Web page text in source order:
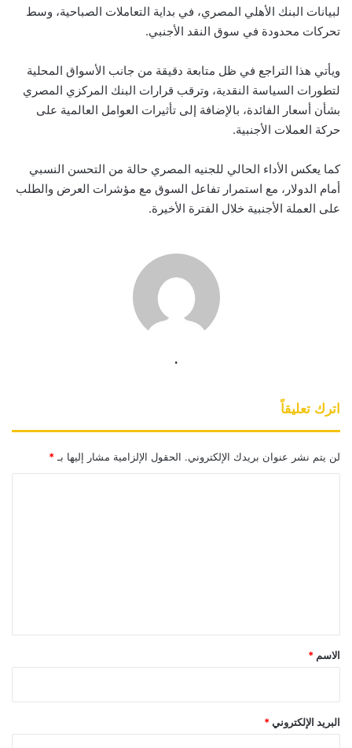
لبيانات البنك الأهلي المصري، في بداية التعاملات الصباحية، وسط
تحركات محدودة في سوق النقد الأجنبي.
ويأتي هذا التراجع في ظل متابعة دقيقة من جانب الأسواق المحلية
لتطورات السياسة النقدية، وترقب قرارات البنك المركزي المصري
بشأن أسعار الفائدة، بالإضافة إلى تأثيرات العوامل العالمية على
حركة العملات الأجنبية.
كما يعكس الأداء الحالي للجنيه المصري حالة من التحسن النسبي
أمام الدولار، مع استمرار تفاعل السوق مع مؤشرات العرض والطلب
على العملة الأجنبية خلال الفترة الأخيرة.
.
اترك تعليقاً
لن يتم نشر عنوان بريدك الإلكتروني. الحقول الإلزامية مشار إليها بـ *
*
الاسم *
البريد الإلكتروني *